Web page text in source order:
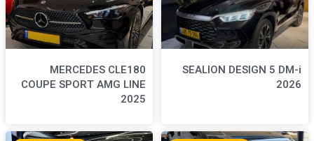
MERCEDES CLE180
COUPE SPORT AMG LINE